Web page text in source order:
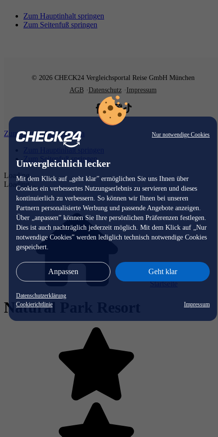
Nur notwendige Cookies
Unvergleichlich lecker
Mit dem Klick auf „geht klar” ermöglichen Sie uns Ihnen über
Cookies ein verbessertes Nutzungserlebnis zu servieren und dieses
kontinuierlich zu verbessern. So können wir Ihnen bei unseren
Partnern personalisierte Werbung und passende Angebote anzeigen.
Über „anpassen” können Sie Ihre persönlichen Präferenzen festlegen.
Dies ist auch nachträglich jederzeit möglich. Mit dem Klick auf „Nur
notwendige Cookies” werden lediglich technisch notwendige Cookies
gespeichert.
Anpassen Geht klar
Datenschutzerklärung
Cookierichtlinie
Impressum
Zum Hauptinhalt springen
Zum Seitenfuß springen
© 2026 CHECK24 Vergleichsportal Reise GmbH München
AGB
Datenschutz Impressum
Zum Hauptinhalt springen
Zum Hauptinhalt springen
Zum Seitenfuß springen
Loading...
Loading...
Startseite
Natural Park Resort